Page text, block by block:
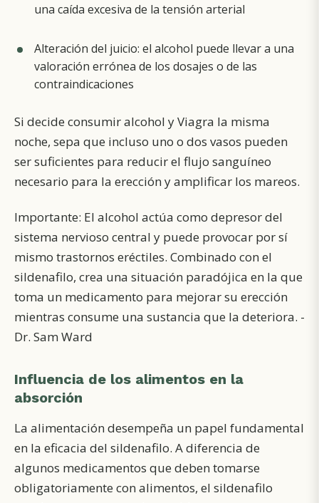
una caída excesiva de la tensión arterial
Alteración del juicio: el alcohol puede llevar a una
valoración errónea de los dosajes o de las
contraindicaciones
Si decide consumir alcohol y Viagra la misma
noche, sepa que incluso uno o dos vasos pueden
ser suficientes para reducir el flujo sanguíneo
necesario para la erección y amplificar los mareos.
Importante: El alcohol actúa como depresor del
sistema nervioso central y puede provocar por sí
mismo trastornos eréctiles. Combinado con el
sildenafilo, crea una situación paradójica en la que
toma un medicamento para mejorar su erección
mientras consume una sustancia que la deteriora. -
Dr. Sam Ward
Influencia de los alimentos en la
absorción
La alimentación desempeña un papel fundamental
en la eficacia del sildenafilo. A diferencia de
algunos medicamentos que deben tomarse
obligatoriamente con alimentos, el sildenafilo